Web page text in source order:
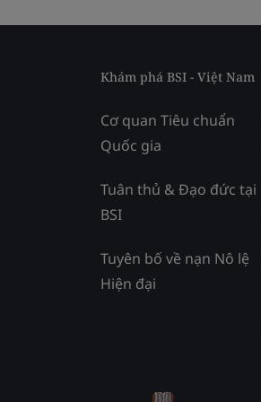
Khám phá BSI - Việt Nam
Cơ quan Tiêu chuẩn
Quốc gia
Tuân thủ & Đạo đức tại
BSI
Tuyên bố về nạn Nô lệ
Hiện đại